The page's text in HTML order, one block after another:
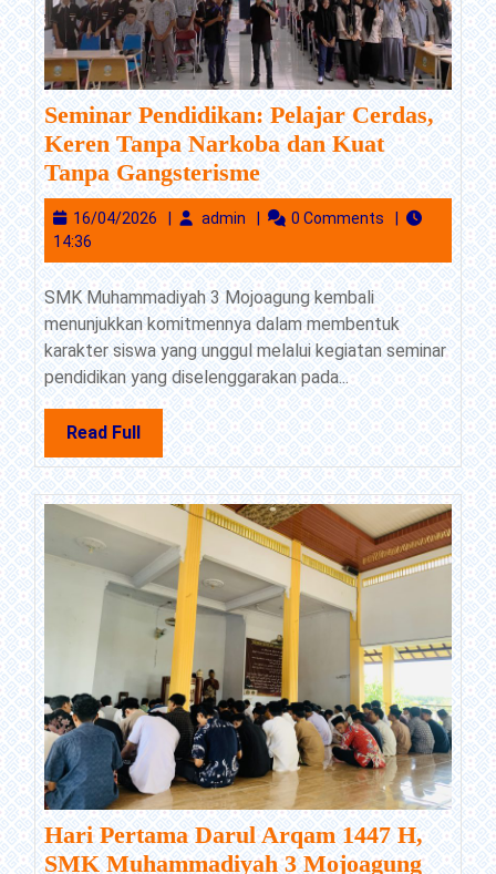
Seminar Pendidikan: Pelajar Cerdas,
Keren Tanpa Narkoba dan Kuat
Tanpa GangsterismeSeminar
Pendidikan:
Pelajar
Cerdas,
Keren
Tanpa
Narkoba
dan
Kuat
Tanpa
Gangsterisme
16/04/2026 16/04/2026
admin admin0 Comments
14:36
SMK Muhammadiyah 3 Mojoagung kembali
menunjukkan komitmennya dalam membentuk
karakter siswa yang unggul melalui kegiatan seminar
pendidikan yang diselenggarakan pada...
Read FullRead
Full
Hari Pertama Darul Arqam 1447 H,
SMK Muhammadiyah 3 Mojoagung